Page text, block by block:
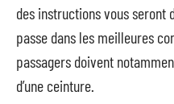
des instructions vous seront
passe dans les meilleures
passagers doivent
d’une ceinture.